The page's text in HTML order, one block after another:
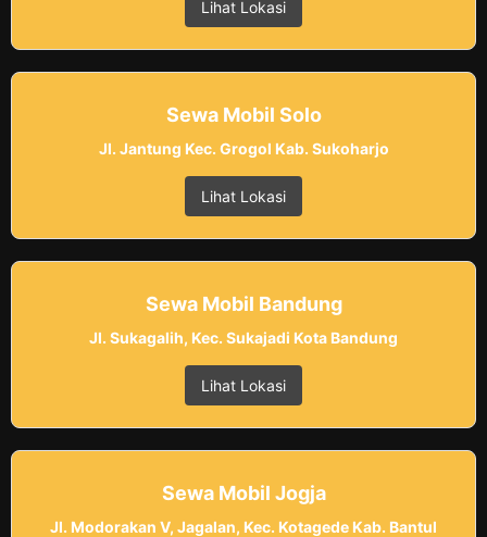
Lihat Lokasi
Sewa Mobil Solo
Jl. Jantung Kec. Grogol Kab. Sukoharjo
Lihat Lokasi
Sewa Mobil Bandung
Jl. Sukagalih, Kec. Sukajadi Kota Bandung
Lihat Lokasi
Sewa Mobil Jogja
Jl. Modorakan V, Jagalan, Kec. Kotagede Kab. Bantul